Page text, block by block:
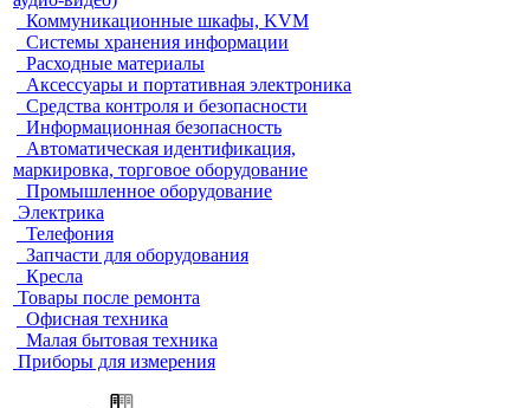
Коммуникационные шкафы, KVM
Системы хранения информации
Расходные материалы
Аксессуары и портативная электроника
Средства контроля и безопасности
Информационная безопасность
Автоматическая идентификация,
маркировка, торговое оборудование
Промышленное оборудование
Электрика
Телефония
Запчасти для оборудования
Кресла
Товары после ремонта
Офисная техника
Малая бытовая техника
Приборы для измерения